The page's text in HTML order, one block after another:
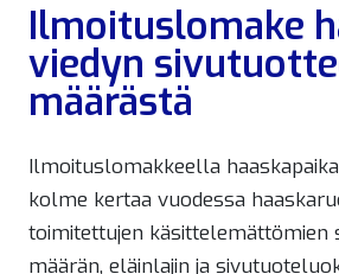
Ilmoituslomake
viedyn
määrästä
Ilmoituslomakkeella
kolme kertaa vuodessa
toimitettujen käsittelemättömien
määrän, eläinlajin ja